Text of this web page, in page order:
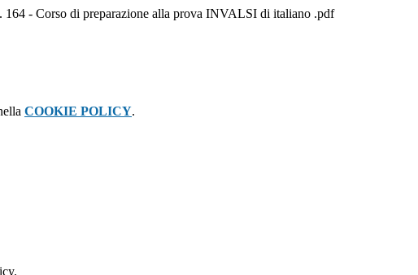
164 - Corso di preparazione alla prova INVALSI di italiano .pdf
COOKIE POLICY.